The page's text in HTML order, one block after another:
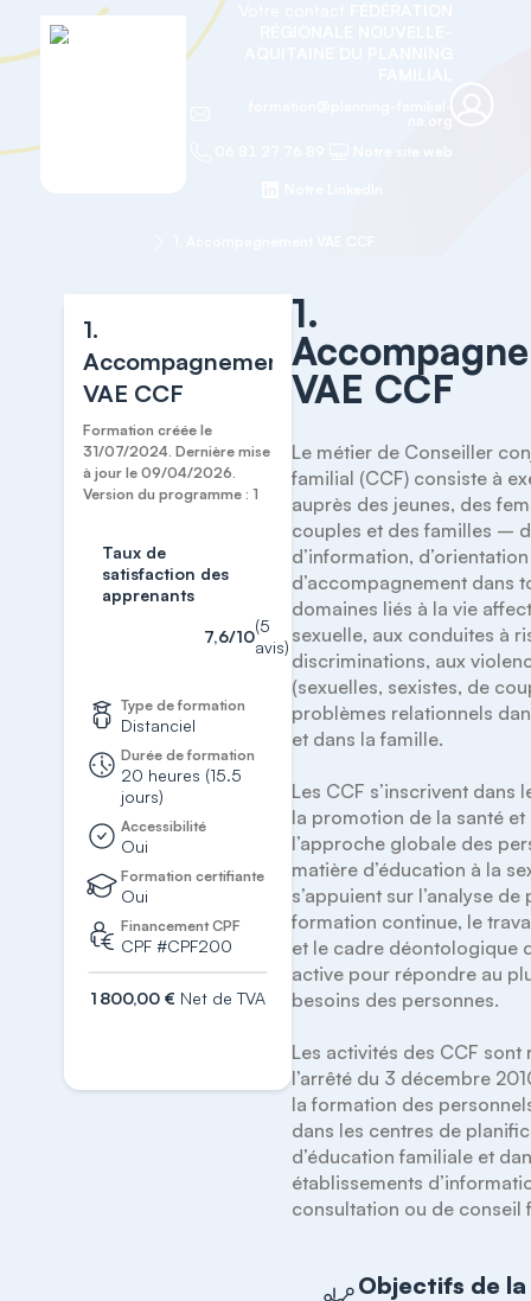
1.
Accompagnement
VAE CCF
Formation créée le
31/07/2024. Dernière mise
à jour le 09/04/2026.
Version du programme : 1
Taux de
satisfaction des
apprenants
7,6/10
(5
avis)
Type de formation
Distanciel
Durée de formation
20 heures (15.5
jours)
Accessibilité
Oui
Formation certifiante
Oui
Financement CPF
CPF #CPF200
1 800,00 € Net de TVA
1.
VAE CCF
Le métier de Conseiller
familial (CCF) consiste à
auprès des jeunes, des
couples et des familles –
d’information,
d’accompagnement dans
domaines liés à la vie
sexuelle, aux conduites à
discriminations, aux
(sexuelles, sexistes, de
problèmes relationnels
et dans la famille.
Les CCF s’inscrivent dans
la promotion de la santé et
l’approche globale des
matière d’éducation à la
s’appuient sur l’analyse
formation continue, le
et le cadre déontologique
active pour répondre au
besoins des personnes.
Les activités des CCF sont
l’arrêté du 3 décembre
la formation des
dans les centres de
d’éducation familiale et
établissements
consultation ou de conseil
Objectifs de la